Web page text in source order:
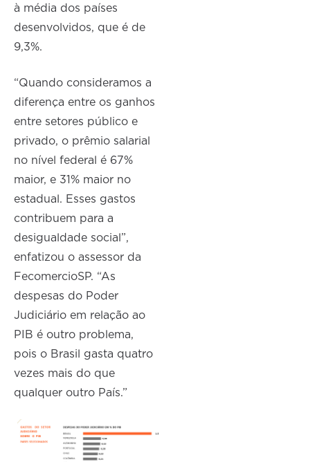
à média dos países
desenvolvidos, que é de
9,3%.
“Quando consideramos a
diferença entre os ganhos
entre setores público e
privado, o prêmio salarial
no nível federal é 67%
maior, e 31% maior no
estadual. Esses gastos
contribuem para a
desigualdade social”,
enfatizou o assessor da
FecomercioSP. “As
despesas do Poder
Judiciário em relação ao
PIB é outro problema,
pois o Brasil gasta quatro
vezes mais do que
qualquer outro País.”